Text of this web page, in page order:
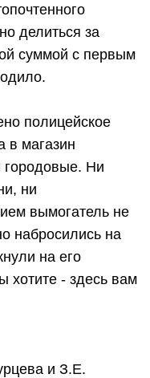
делиться за
суммой с первым
полицейское
в магазин
Ни
ни
вымогатель не
набросились на
на его
хотите - здесь вам
и З.Е.